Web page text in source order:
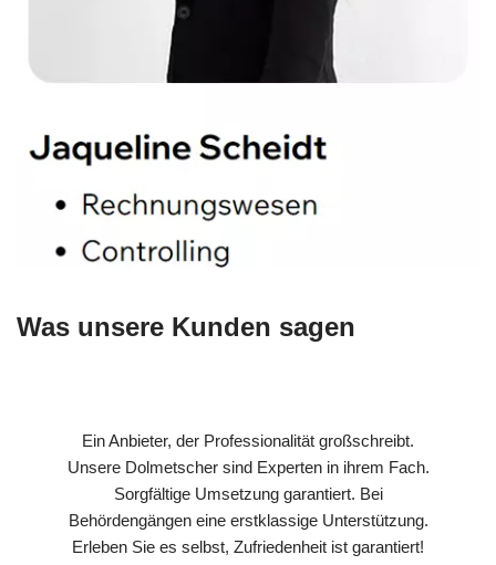
Was unsere Kunden sagen
Ein Anbieter, der Professionalität großschreibt.
Unsere Dolmetscher sind Experten in ihrem Fach.
Sorgfältige Umsetzung garantiert. Bei
Behördengängen eine erstklassige Unterstützung.
Erleben Sie es selbst, Zufriedenheit ist garantiert!